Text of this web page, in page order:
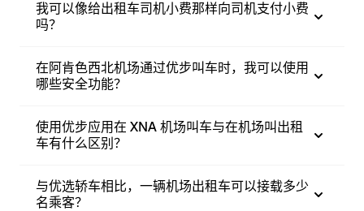
我可以像给出租车司机小费那样向司机支付小费
吗？
在阿肯色西北机场通过优步叫车时，我可以使用
哪些安全功能？
使用优步应用在 XNA 机场叫车与在机场叫出租
车有什么区别？
与优选轿车相比，一辆机场出租车可以接载多少
名乘客？